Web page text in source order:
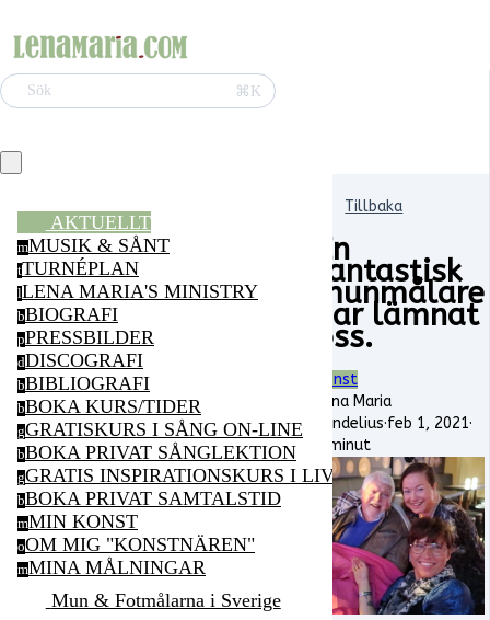
Sök ⌘K
AKTUELLT
mMUSIK & SÅNT
tTURNÉPLAN
lLENA MARIA'S MINISTRY
bBIOGRAFI
pPRESSBILDER
dDISCOGRAFI
bBIBLIOGRAFI
bBOKA KURS/TIDER
gGRATISKURS I SÅNG ON-LINE
bBOKA PRIVAT SÅNGLEKTION
gGRATIS INSPIRATIONSKURS I LIVSGLÄDJE ON-
bBOKA PRIVAT SAMTALSTID
mMIN KONST
oOM MIG "KONSTNÄREN"
mMINA MÅLNINGAR
Mun & Fotmålarna i Sverige
Tillbaka
En
fantastisk
munmålare
har lämnat
oss.
Konst
Lena Maria
Vendelius·feb 1, 2021·
1 minut